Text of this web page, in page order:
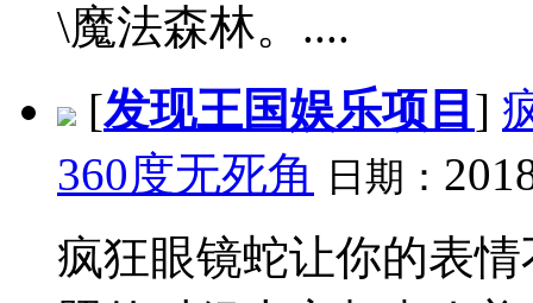
\魔法森林。....
[发现王国娱乐项目 ]
360度无死角
日期：
疯狂眼镜蛇让你的表